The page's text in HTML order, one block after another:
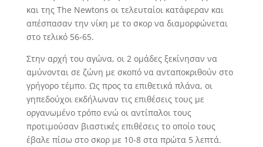
και της The Newtons οι τελευταίοι κατάφεραν και
απέσπασαν την νίκη με το σκορ να διαμορφώνεται
στο τελικό 56-65.
Στην αρχή του αγώνα, οι 2 ομάδες ξεκίνησαν να
αμύνονται σε ζώνη με σκοπό να ανταποκριθούν στο
γρήγορο τέμπο. Ως προς τα επιθετικά πλάνα, οι
γηπεδούχοι εκδήλωναν τις επιθέσεις τους με
οργανωμένο τρόπο ενώ οι αντίπαλοι τους
προτιμούσαν βιαστικές επιθέσεις το οποίο τους
έβαλε πίσω στο σκορ με 10-8 στα πρώτα 5 λεπτά.